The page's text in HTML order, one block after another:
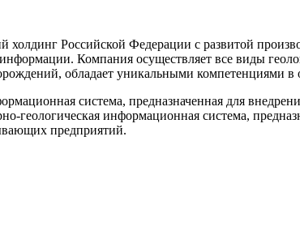
холдинг Российской Федерации с развитой
Компания осуществляет все виды
обладает уникальными компетенциями
система, предназначенная для
геологическая информационная система,
предприятий.